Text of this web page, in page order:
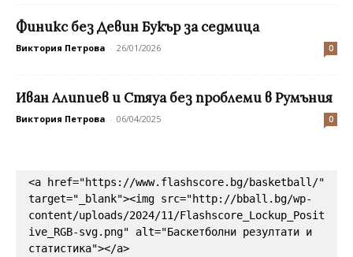
Финикс без Девин Букър за седмица
Виктория Петрова - 26/01/2026 0
Иван Алипиев и Стяуа без проблеми в Румъния
Виктория Петрова - 06/04/2025 0
<a href="https://www.flashscore.bg/basketball/"
target="_blank"><img src="http://bball.bg/wp-
content/uploads/2024/11/Flashscore_Lockup_Posit
ive_RGB-svg.png" alt="Баскетболни резултати и
статистика"></a>